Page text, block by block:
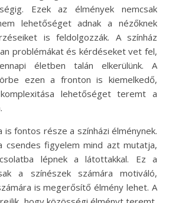
Ezek az élmények nemcsak
lehetőséget adnak a nézőknek
is feldolgozzák. A színház
problémákat és kérdéseket vet fel,
életben talán elkerülünk. A
ezen a fronton is kiemelkedő,
lehetőséget teremt a
is fontos része a színházi élménynek.
csendes figyelem mind azt mutatja,
lépnek a látottakkal. Ez a
a színészek számára motiváló,
is megerősítő élmény lehet. A